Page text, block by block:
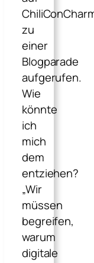
zu
einer
Blogparade
aufgerufen.
Wie
könnte
ich
mich
dem
entziehen?
„Wir
müssen
begreifen,
warum
digitale